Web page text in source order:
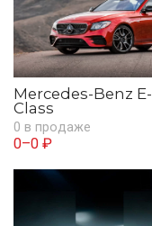
Mercedes-Benz E-
Class
0 в продаже
0–0 ₽